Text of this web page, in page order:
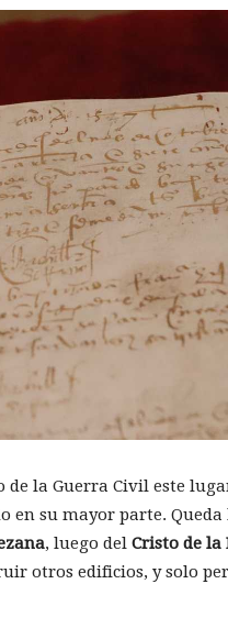
la Guerra Civil este
en su mayor parte. Queda
, luego del Cristo de la
otros edificios, y solo